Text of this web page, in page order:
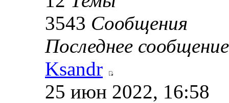
3543 Сообщения
Последнее сообщение
Ksandr
25 июн 2022, 16:58